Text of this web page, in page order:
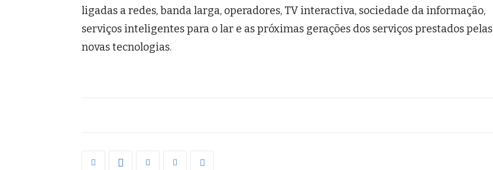
ligadas a redes, banda larga, operadores, TV interactiva, sociedade da informação,
serviços inteligentes para o lar e as próximas gerações dos serviços prestados pelas
novas tecnologias.